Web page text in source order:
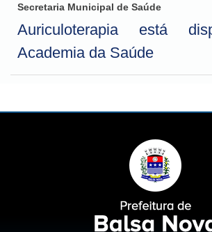
Secretaria Municipal de Saúde
Auriculoterapia está
Academia da Saúde